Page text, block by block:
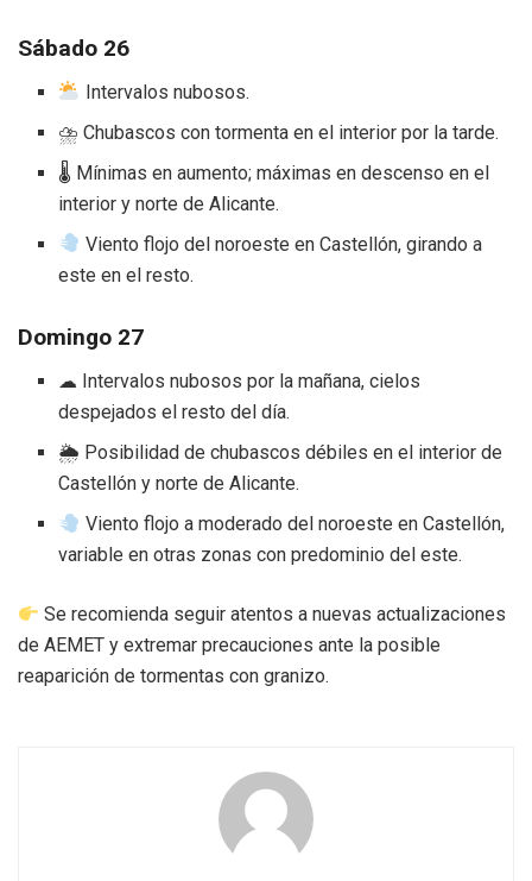
Sábado 26
Intervalos nubosos.
⛈ Chubascos con tormenta en el interior por la tarde.
🌡 Mínimas en aumento; máximas en descenso en el
interior y norte de Alicante.
Viento flojo del noroeste en Castellón, girando a
este en el resto.
Domingo 27
☁ Intervalos nubosos por la mañana, cielos
despejados el resto del día.
🌦 Posibilidad de chubascos débiles en el interior de
Castellón y norte de Alicante.
Viento flojo a moderado del noroeste en Castellón,
variable en otras zonas con predominio del este.
Se recomienda seguir atentos a nuevas actualizaciones
de AEMET y extremar precauciones ante la posible
reaparición de tormentas con granizo.